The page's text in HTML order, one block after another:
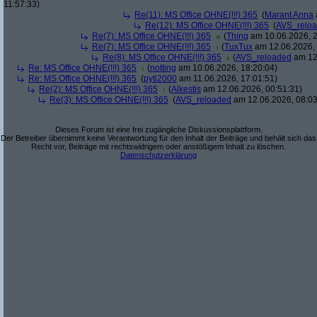
11:57:33)
Re(11): MS Office OHNE(!!!) 365 (Marant Anna
Re(12): MS Office OHNE(!!!) 365 (
Re(7): MS Office OHNE(!!!) 365
(Thing am 10.06.2026,
Re(7): MS Office OHNE(!!!) 365
(TuxTux am
Re(8): MS Office OHNE(!!!) 365
(AVS_reloaded am
Re: MS Office OHNE(!!!) 365
(notting am 10.06.2026, 18:20:04)
Re: MS Office OHNE(!!!) 365 (pyti2000 am 11.06.2026, 17:01:51)
Re(2): MS Office OHNE(!!!) 365
(Alkestis am 12.06.2026, 00:51:31)
Re(3): MS Office OHNE(!!!) 365 (AVS_reloaded am 12.06.2026,
Dieses Forum ist eine frei zugängliche Diskussionsplattform.
Der Betreiber übernimmt keine Verantwortung für den Inhalt der Beiträge und behält sich das
Recht vor, Beiträge mit rechtswidrigem oder anstößigem Inhalt zu löschen.
Datenschutzerklärung